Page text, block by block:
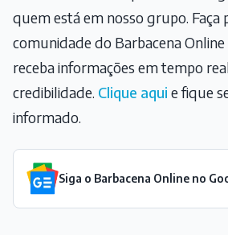
quem está em nosso grupo. Faça
comunidade do Barbacena
receba informações em tempo
credibilidade. Clique aqui e fique
informado.
Siga o Barbacena Online no